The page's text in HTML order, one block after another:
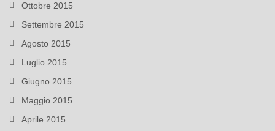
Ottobre 2015
Settembre 2015
Agosto 2015
Luglio 2015
Giugno 2015
Maggio 2015
Aprile 2015